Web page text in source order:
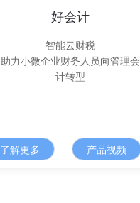
好会计
智能云财税
助力小微企业财务人员向管理会
计转型
了解更多 产品视频